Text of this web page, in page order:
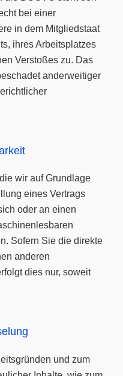
bei einer
in dem Mitgliedstaat
ihres Arbeitsplatzes
Verstoßes zu. Das
anderweitiger
wir auf Grundlage
eines Vertrags
oder an einen
Sofern Sie die direkte
anderen
dies nur, soweit
und zum